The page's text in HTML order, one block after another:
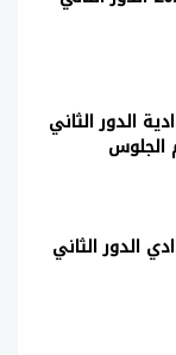
الدور الثاني
الدور الثاني